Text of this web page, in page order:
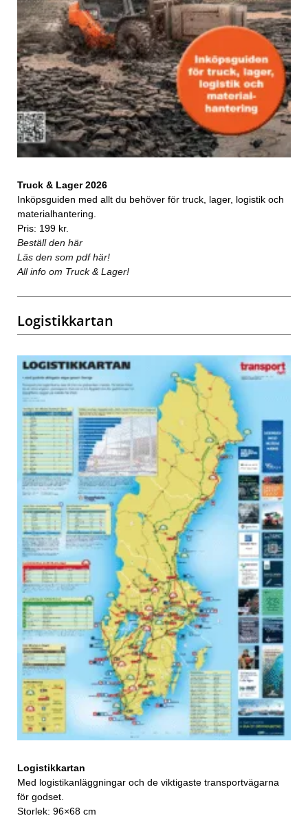
Truck & Lager 2026
Inköpsguiden med allt du behöver för truck, lager, logistik och
materialhantering.
Pris: 199 kr.
Beställ den här
Läs den som pdf här!
All info om Truck & Lager!
Logistikkartan
Logistikkartan
Med logistikanläggningar och de viktigaste transportvägarna
för godset.
Storlek: 96×68 cm